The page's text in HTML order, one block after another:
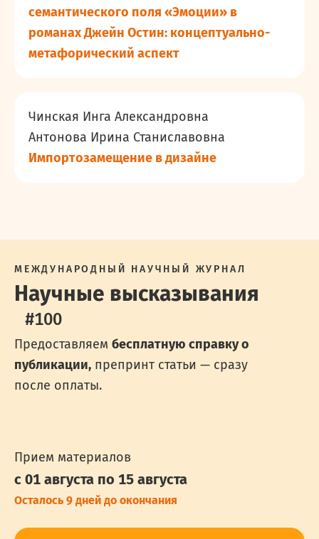
семантического поля «Эмоции» в
романах Джейн Остин: концептуально-
метафорический аспект
Чинская Инга Александровна
Антонова Ирина Станиславовна
Импортозамещение в дизайне
МЕЖДУНАРОДНЫЙ НАУЧНЫЙ ЖУРНАЛ
Научные высказывания
#100
Предоставляем бесплатную справку о
публикации, препринт статьи — сразу
после оплаты.
Прием материалов
с 01 августа по 15 августа
Осталось 9 дней до окончания